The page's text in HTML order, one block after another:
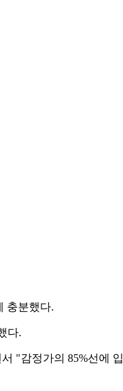
충분했다.
다.
"감정가의 85%선에